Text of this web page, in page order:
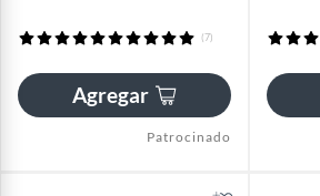
(7)
Agregar
Patrocinado